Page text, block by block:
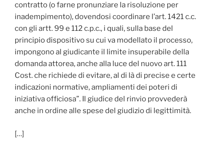
contratto (o farne pronunziare la risoluzione per
inadempimento), dovendosi coordinare l’art. 1421 c.c.
con gli artt. 99 e 112 c.p.c., i quali, sulla base del
principio dispositivo su cui va modellato il processo,
impongono al giudicante il limite insuperabile della
domanda attorea, anche alla luce del nuovo art. 111
Cost. che richiede di evitare, al di là di precise e certe
indicazioni normative, ampliamenti dei poteri di
iniziativa officiosa”. Il giudice del rinvio provvederà
anche in ordine alle spese del giudizio di legittimità.
[…]